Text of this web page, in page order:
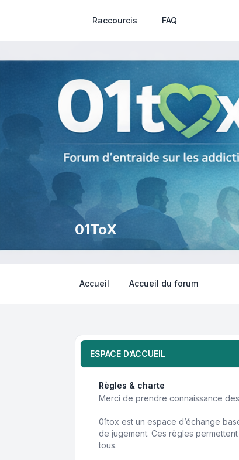
Raccourcis FAQ
01ToX
Accueil Accueil du forum
ESPACE D’ACCUEIL
Règles & charte
Merci de prendre connaissance
01tox est un espace d’échange
de jugement. Ces règles
tous.